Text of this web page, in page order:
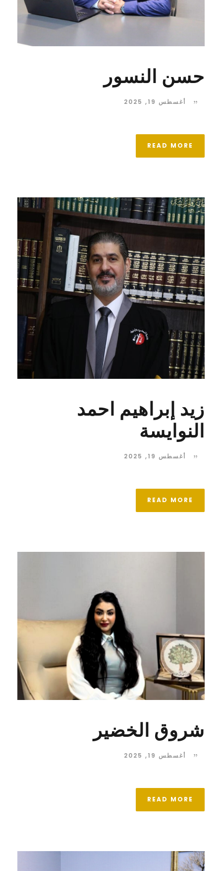
حسن النسور
أغسطس 19, 2025
READ MORE
زيد إبراهيم احمد
النوايسة
أغسطس 19, 2025
READ MORE
شروق الخضير
أغسطس 19, 2025
READ MORE